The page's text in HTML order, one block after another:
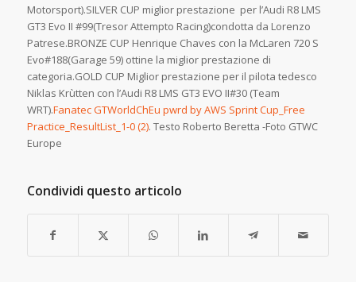
Motorsport).SILVER CUP miglior prestazione per l’Audi R8 LMS
GT3 Evo II #99(Tresor Attempto Racing)condotta da Lorenzo
Patrese.BRONZE CUP Henrique Chaves con la McLaren 720 S
Evo#188(Garage 59) ottine la miglior prestazione di
categoria.GOLD CUP Miglior prestazione per il pilota tedesco
Niklas Krùtten con l’Audi R8 LMS GT3 EVO II#30 (Team
WRT).Fanatec GTWorldChEu pwrd by AWS Sprint Cup_Free
Practice_ResultList_1-0 (2). Testo Roberto Beretta -Foto GTWC
Europe
Condividi questo articolo